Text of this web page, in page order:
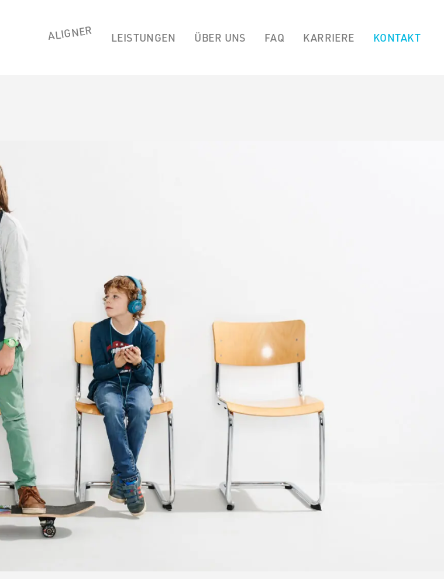
ALIGNER LEISTUNGEN ÜBER UNS FAQ KARRIERE KONTAKT